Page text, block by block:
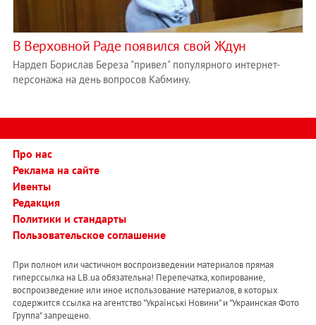
В Верховной Раде появился свой Ждун
Нардеп Борислав Береза "привел" популярного интернет-
персонажа на день вопросов Кабмину.
Про нас
Реклама на сайте
Ивенты
Редакция
Политики и стандарты
Пользовательское соглашение
При полном или частичном воспроизведении материалов прямая
гиперссылка на LB.ua обязательна! Перепечатка, копирование,
воспроизведение или иное использование материалов, в которых
содержится ссылка на агентство "Українськi Новини" и "Украинская Фото
Группа" запрещено.